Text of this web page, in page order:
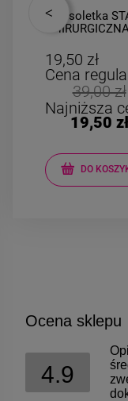
Bransoletka
CHIRURGICZNA
czerwone
złote serce
19,50 zł
Cena
39,00 zł
Najniższa
19,50 zł
DO
Ocena sklepu
4.9